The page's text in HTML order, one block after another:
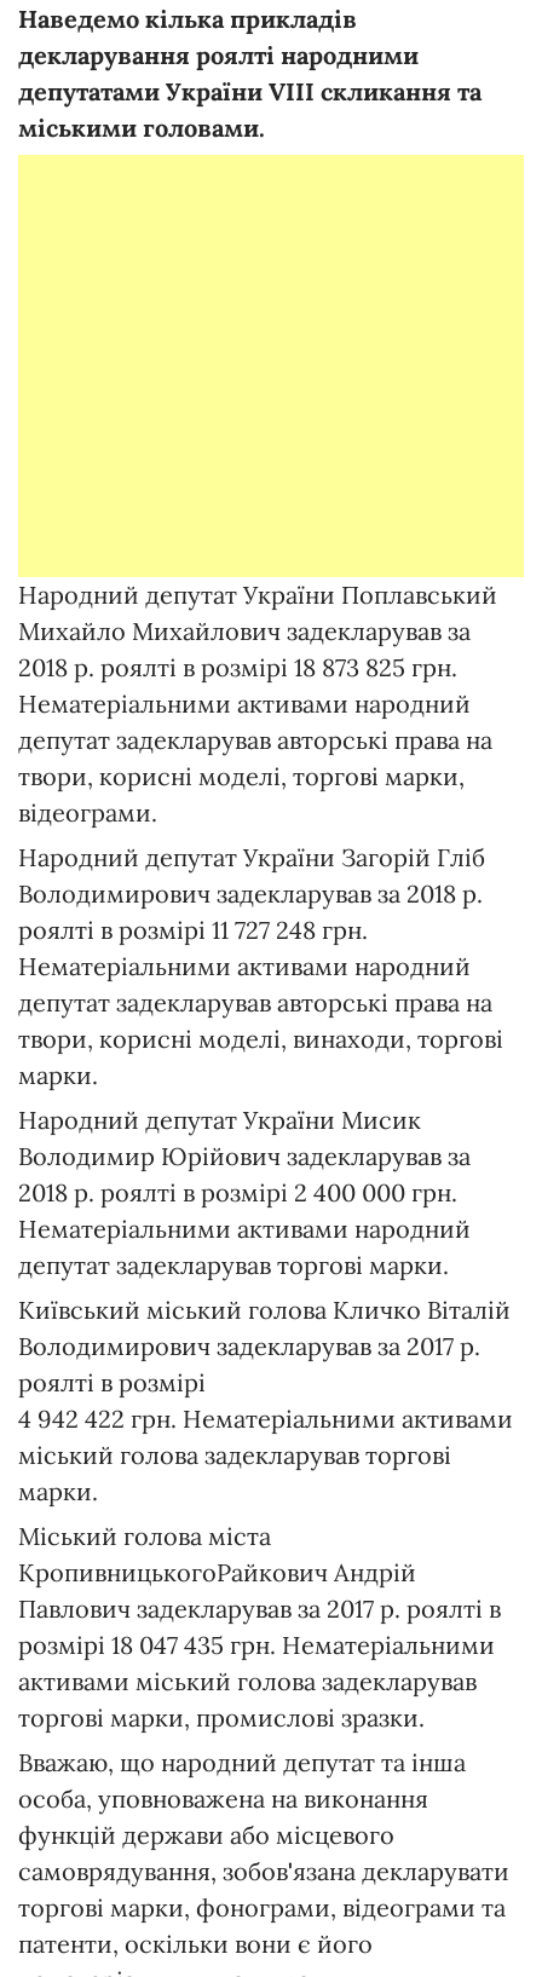
Наведемо кілька прикладів
декларування роялті народними
депутатами України VIII скликання та
міськими головами.
Народний депутат України Поплавський
Михайло Михайлович задекларував за
2018 р. роялті в розмірі 18 873 825 грн.
Нематеріальними активами народний
депутат задекларував авторські права на
твори, корисні моделі, торгові марки,
відеограми.
Народний депутат України Загорій Гліб
Володимирович задекларував за 2018 р.
роялті в розмірі 11 727 248 грн.
Нематеріальними активами народний
депутат задекларував авторські права на
твори, корисні моделі, винаходи, торгові
марки.
Народний депутат України Мисик
Володимир Юрійович задекларував за
2018 р. роялті в розмірі 2 400 000 грн.
Нематеріальними активами народний
депутат задекларував торгові марки.
Київський міський голова Кличко Віталій
Володимирович задекларував за 2017 р.
роялті в розмірі
4 942 422 грн. Нематеріальними активами
міський голова задекларував торгові
марки.
Міський голова міста
КропивницькогоРайкович Андрій
Павлович задекларував за 2017 р. роялті в
розмірі 18 047 435 грн. Нематеріальними
активами міський голова задекларував
торгові марки, промислові зразки.
Вважаю, що народний депутат та інша
особа, уповноважена на виконання
функцій держави або місцевого
самоврядування, зобов'язана декларувати
торгові марки, фонограми, відеограми та
патенти, оскільки вони є його